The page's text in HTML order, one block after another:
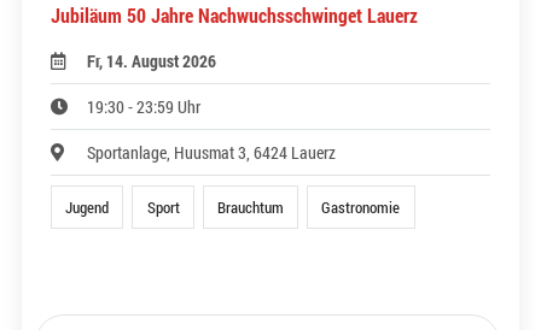
Jubiläum 50 Jahre Nachwuchsschwinget Lauerz
Fr, 14. August 2026
19:30 - 23:59 Uhr
Sportanlage, Huusmat 3, 6424 Lauerz
Jugend Sport Brauchtum Gastronomie